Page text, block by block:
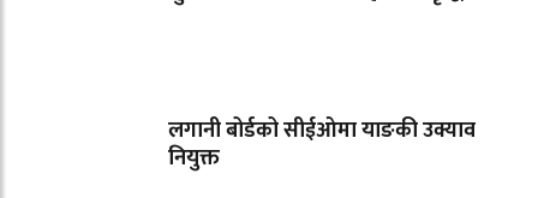
लगानी बोर्डको सीईओमा याङकी उक्याव
नियुक्त